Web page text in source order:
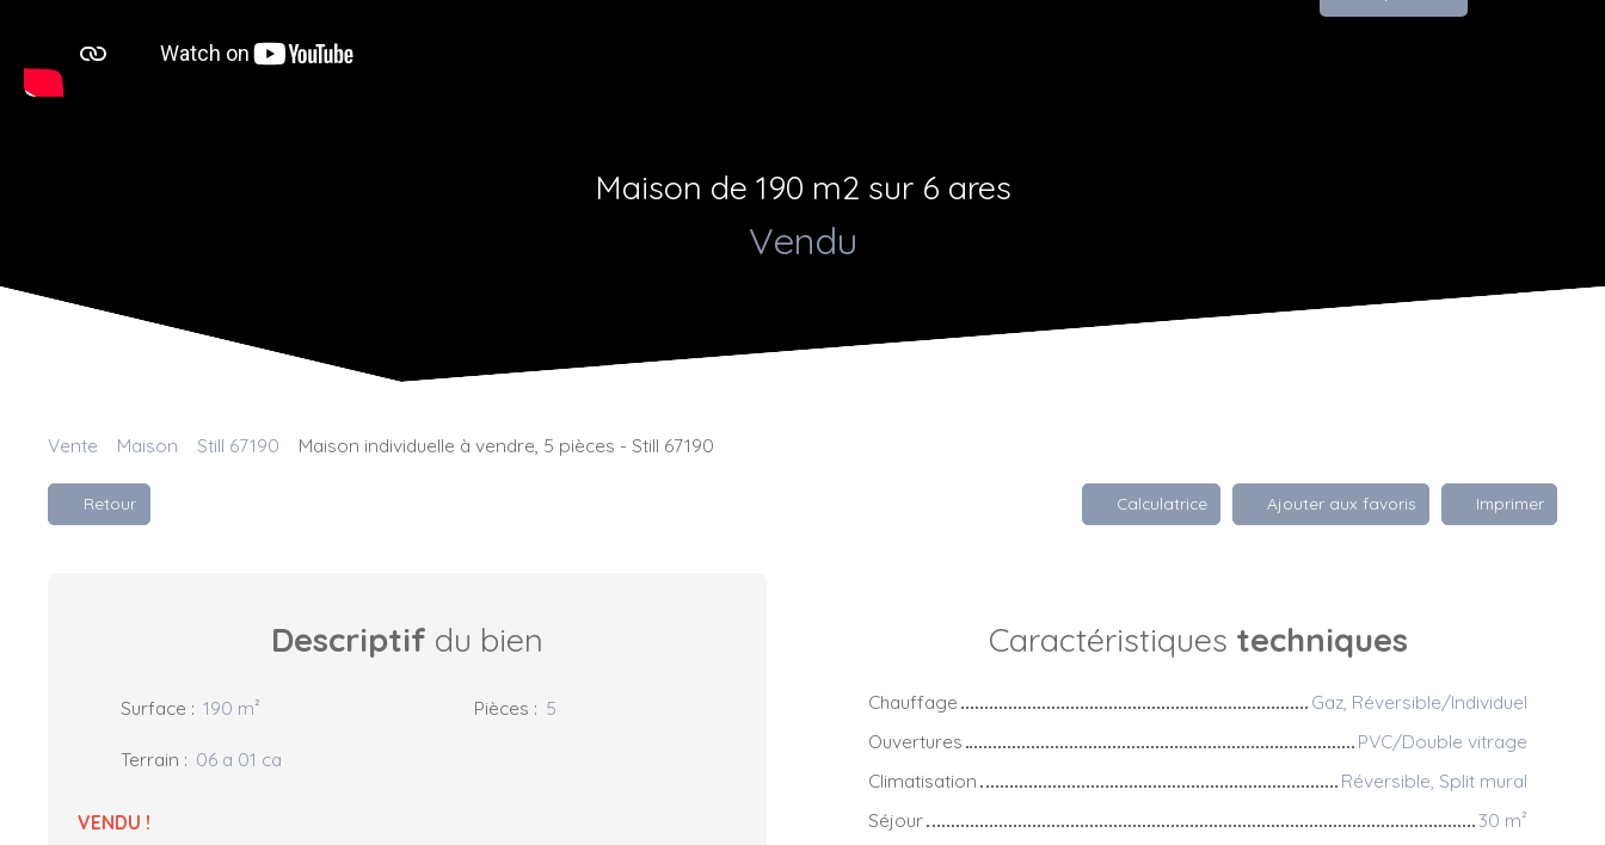
Maison de 190 m2 sur 6 ares
Vendu
Vente Maison Still 67190 Maison individuelle à vendre, 5 pièces - Still 67190
Retour Calculatrice Ajouter aux favoris Imprimer
Descriptif du bien
Surface : 190 m² Pièces : 5
Terrain : 06 a 01 ca
VENDU !
Caractéristiques techniques
Chauffage
Gaz, Réversible/Individuel
Ouvertures
PVC/Double vitrage
Climatisation
Réversible, Split mural
Séjour
30 m²